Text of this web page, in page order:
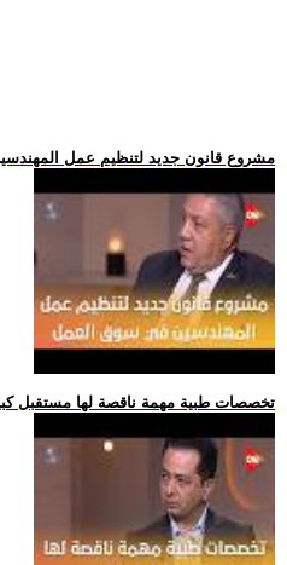
.. مشروع قانون جديد لتنظيم عمل
.. تخصصات طبية مهمة ناقصة لها مستقبل